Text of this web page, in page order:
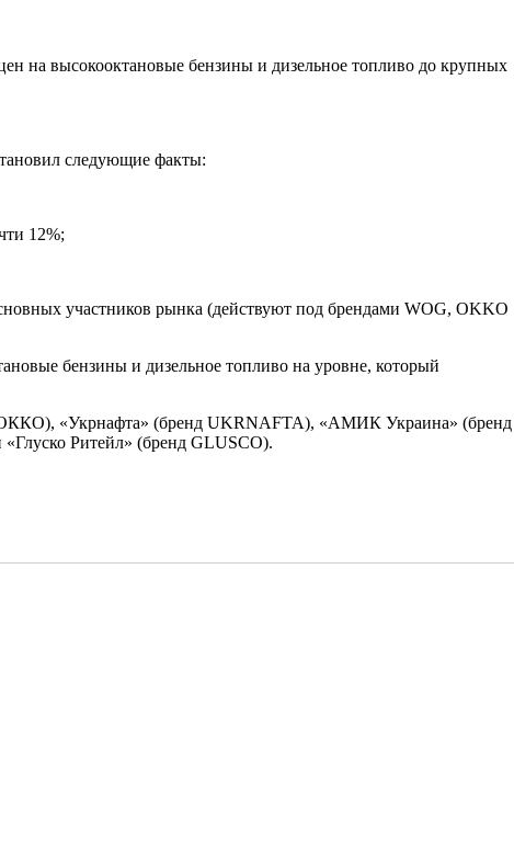
на высокооктановые бензины и дизельное топливо до крупных
следующие факты:
12%;
участников рынка (действуют под брендами WOG, OKKO
бензины и дизельное топливо на уровне, который
«Укрнафта» (бренд UKRNAFTA), «АМИК Украина» (бренд
Ритейл» (бренд GLUSCO).